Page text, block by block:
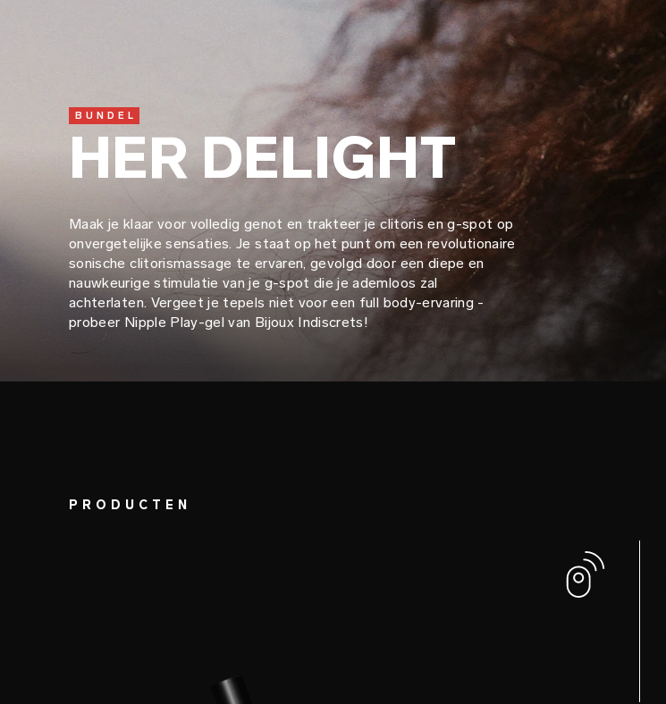
BUNDEL
HER DELIGHT
Maak je klaar voor volledig genot en trakteer je clitoris en g-spot op
onvergetelijke sensaties. Je staat op het punt om een revolutionaire
sonische clitorismassage te ervaren, gevolgd door een diepe en
nauwkeurige stimulatie van je g-spot die je ademloos zal
achterlaten. Vergeet je tepels niet voor een full body-ervaring -
probeer Nipple Play-gel van Bijoux Indiscrets!
PRODUCTEN